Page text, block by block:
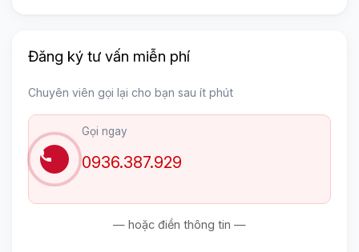
Đăng ký tư vấn miễn phí
Chuyên viên gọi lại cho bạn sau ít phút
Gọi ngay
0936.387.929
— hoặc điền thông tin —